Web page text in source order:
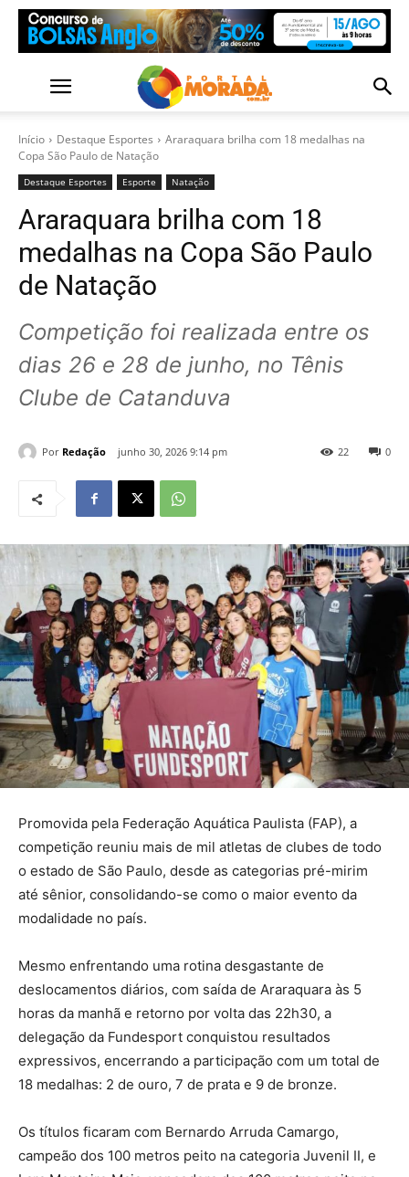
Início Destaque Esportes
Araraquara brilha com 18 medalhas na
Copa São Paulo de Natação
Destaque Esportes Esporte Natação
Araraquara brilha com 18
medalhas na Copa São Paulo
de Natação
Competição foi realizada entre os
dias 26 e 28 de junho, no Tênis
Clube de Catanduva
Por Redação junho 30, 2026 9:14 pm 0
22
Promovida pela Federação Aquática Paulista (FAP), a
competição reuniu mais de mil atletas de clubes de todo
o estado de São Paulo, desde as categorias pré-mirim
até sênior, consolidando-se como o maior evento da
modalidade no país.
Mesmo enfrentando uma rotina desgastante de
deslocamentos diários, com saída de Araraquara às 5
horas da manhã e retorno por volta das 22h30, a
delegação da Fundesport conquistou resultados
expressivos, encerrando a participação com um total de
18 medalhas: 2 de ouro, 7 de prata e 9 de bronze.
Os títulos ficaram com Bernardo Arruda Camargo,
campeão dos 100 metros peito na categoria Juvenil II, e